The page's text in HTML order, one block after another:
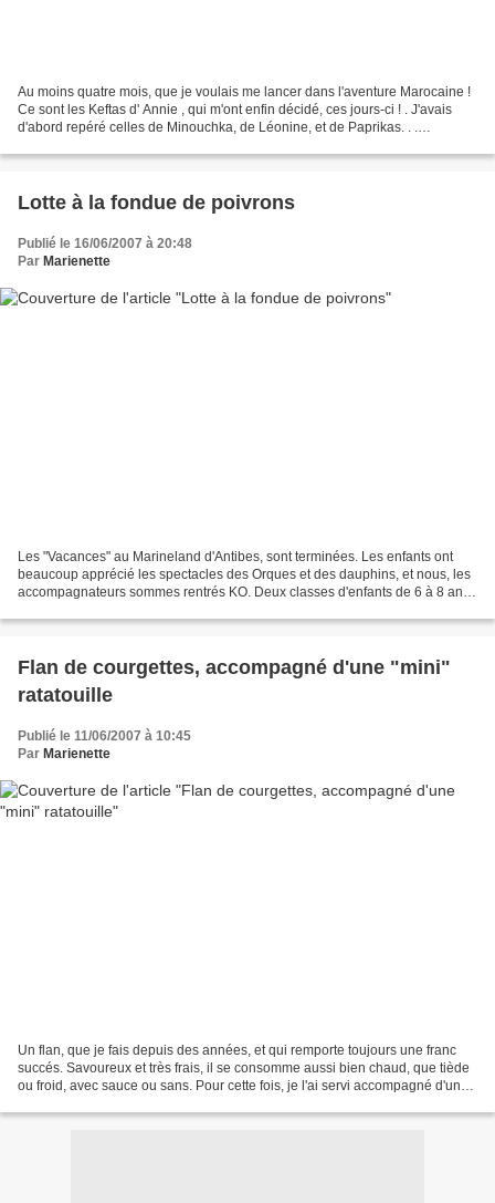
Au moins quatre mois, que je voulais me lancer dans l'aventure Marocaine !
Ce sont les Keftas d' Annie , qui m'ont enfin décidé, ces jours-ci ! . J'avais
d'abord repéré celles de Minouchka, de Léonine, et de Paprikas. . .
Lotte à la fondue de poivrons
Publié le 16/06/2007 à 20:48
Par Marienette
Les "Vacances" au Marineland d'Antibes, sont terminées. Les enfants ont
beaucoup apprécié les spectacles des Orques et des dauphins, et nous, les
accompagnateurs sommes rentrés KO. Deux classes d'enfants de 6 à 8 ans,
Flan de courgettes, accompagné d'une "mini"
ratatouille
Publié le 11/06/2007 à 10:45
Par Marienette
Un flan, que je fais depuis des années, et qui remporte toujours une franc
succés. Savoureux et très frais, il se consomme aussi bien chaud, que tiède
ou froid, avec sauce ou sans. Pour cette fois, je l'ai servi accompagné d'une